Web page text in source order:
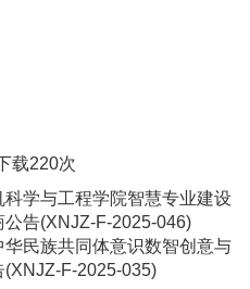
载220次
学与工程学院智慧专业建设
告(XNJZ-F-2025-046)
民族共同体意识数智创意与
F-2025-035)